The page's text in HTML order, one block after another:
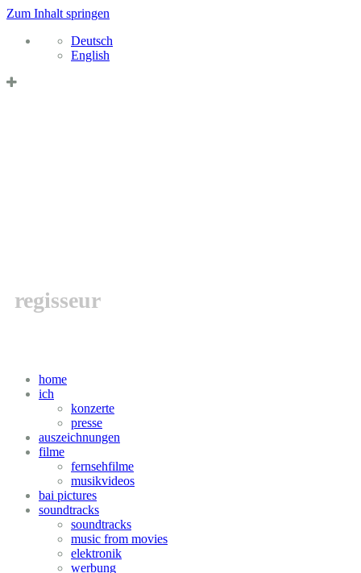
Zum Inhalt springen
Deutsch
English
regisseur
home
ich
konzerte
presse
auszeichnungen
filme
fernsehfilme
musikvideos
bai pictures
soundtracks
soundtracks
music from movies
elektronik
werbung
Datenschutzerklärung & Cookies